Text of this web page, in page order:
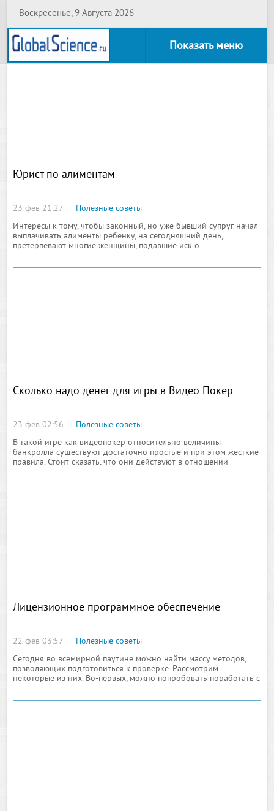
Воскресенье, 9 Августа 2026
Показать меню
Юрист по алиментам
23 фев 21:27
Полезные советы
Интересы к тому, чтобы законный, но уже бывший супруг начал
выплачивать алименты ребенку, на сегодняшний день,
претерпевают многие женщины, подавшие иск о
Сколько надо денег для игры в Видео Покер
23 фев 02:56
Полезные советы
В такой игре как видеопокер относительно величины
банкролла существуют достаточно простые и при этом жесткие
правила. Стоит сказать, что они действуют в отношении
Лицензионное программное обеспечение
22 фев 03:57
Полезные советы
Сегодня во всемирной паутине можно найти массу методов,
позволяющих подготовиться к проверке. Рассмотрим
некоторые из них. Во-первых, можно попробовать поработать с